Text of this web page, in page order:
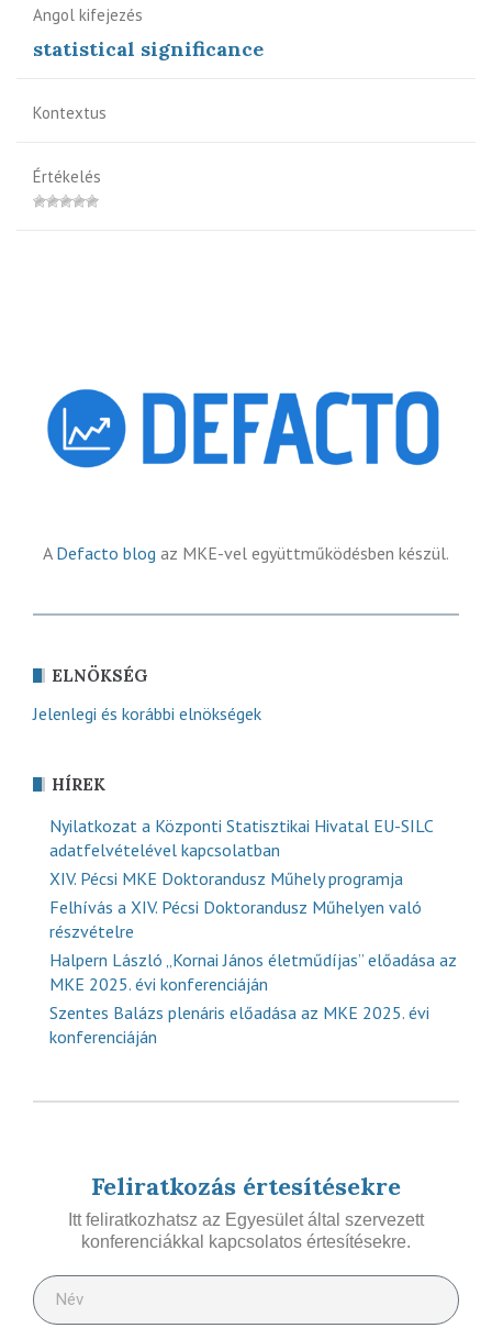
Angol kifejezés
statistical significance
Kontextus
Értékelés
A Defacto blog az MKE-vel együttműködésben készül.
ELNÖKSÉG
Jelenlegi és korábbi elnökségek
HÍREK
Nyilatkozat a Központi Statisztikai Hivatal EU-SILC
adatfelvételével kapcsolatban
XIV. Pécsi MKE Doktorandusz Műhely programja
Felhívás a XIV. Pécsi Doktorandusz Műhelyen való
részvételre
Halpern László „Kornai János életműdíjas” előadása az
MKE 2025. évi konferenciáján
Szentes Balázs plenáris előadása az MKE 2025. évi
konferenciáján
Feliratkozás értesítésekre
Itt feliratkozhatsz az Egyesület által szervezett
konferenciákkal kapcsolatos értesítésekre.